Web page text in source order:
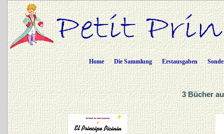
Home Die Sammlung Erstausgaben
3 Bücher